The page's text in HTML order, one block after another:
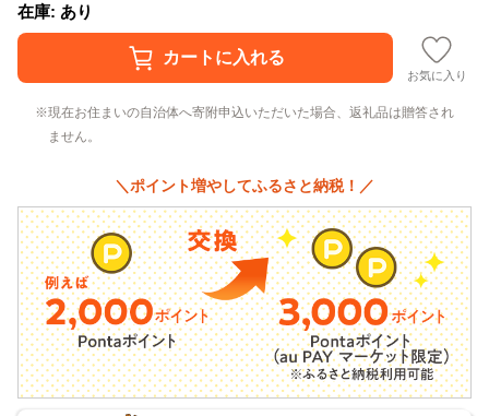
在庫: あり
お気に入り
現在お住まいの自治体へ寄附申込いただいた場合、返礼品は贈答され
ません。
＼ポイント増やしてふるさと納税！／